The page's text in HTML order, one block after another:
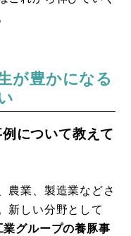
が豊かになる
について教えて
農業、製造業などさ
新しい分野として
業グループの養豚事